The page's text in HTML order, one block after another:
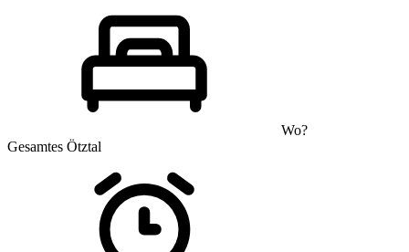
Wo?
Gesamtes Ötztal